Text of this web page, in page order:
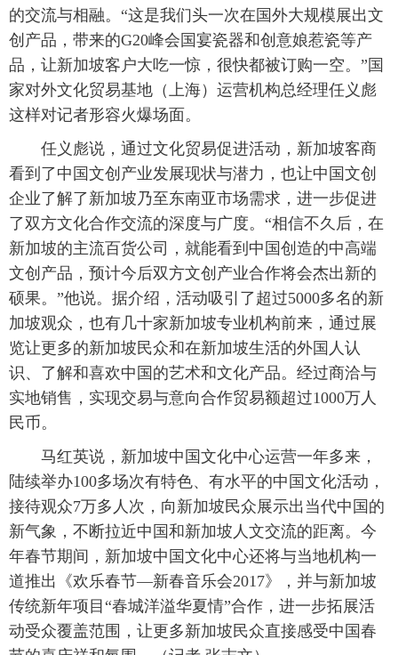
的交流与相融。“这是我们头一次在国外大规模展出文
创产品，带来的G20峰会国宴瓷器和创意娘惹瓷等产
品，让新加坡客户大吃一惊，很快都被订购一空。”国
家对外文化贸易基地（上海）运营机构总经理任义彪
这样对记者形容火爆场面。
任义彪说，通过文化贸易促进活动，新加坡客商
看到了中国文创产业发展现状与潜力，也让中国文创
企业了解了新加坡乃至东南亚市场需求，进一步促进
了双方文化合作交流的深度与广度。“相信不久后，在
新加坡的主流百货公司，就能看到中国创造的中高端
文创产品，预计今后双方文创产业合作将会杰出新的
硕果。”他说。据介绍，活动吸引了超过5000多名的新
加坡观众，也有几十家新加坡专业机构前来，通过展
览让更多的新加坡民众和在新加坡生活的外国人认
识、了解和喜欢中国的艺术和文化产品。经过商洽与
实地销售，实现交易与意向合作贸易额超过1000万人
民币。
马红英说，新加坡中国文化中心运营一年多来，
陆续举办100多场次有特色、有水平的中国文化活动，
接待观众7万多人次，向新加坡民众展示出当代中国的
新气象，不断拉近中国和新加坡人文交流的距离。今
年春节期间，新加坡中国文化中心还将与当地机构一
道推出《欢乐春节—新春音乐会2017》，并与新加坡
传统新年项目“春城洋溢华夏情”合作，进一步拓展活
动受众覆盖范围，让更多新加坡民众直接感受中国春